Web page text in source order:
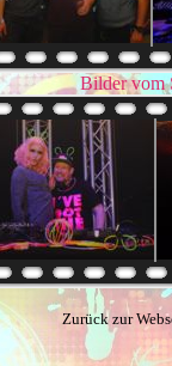
Bilder vom
Zurück zur